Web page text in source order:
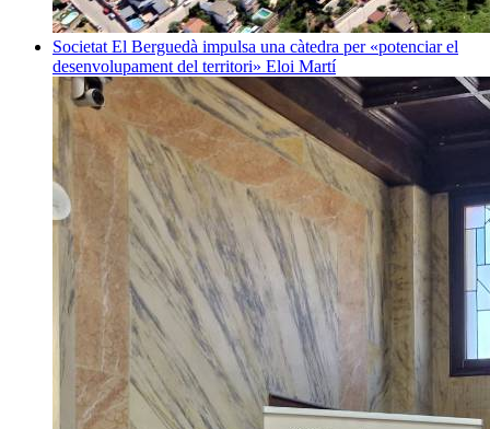
Societat El Berguedà impulsa una càtedra per «potenciar el
desenvolupament del territori» Eloi Martí